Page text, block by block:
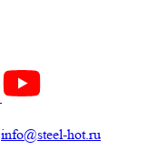
info@steel-hot.ru